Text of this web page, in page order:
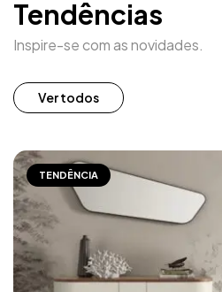
Tendências
Inspire-se com as novidades.
Ver todos
TENDÊNCIA